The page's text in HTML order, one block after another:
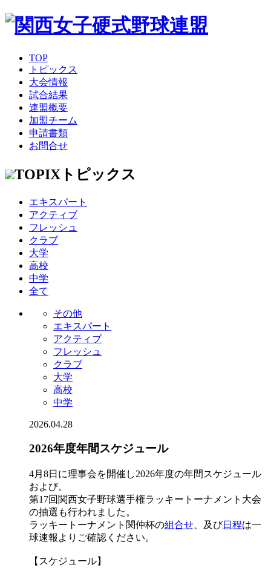
TOP
トピックス
大会情報
試合結果
連盟概要
加盟チーム
申請書類
お問合せ
TOPIX トピックス
エキスパート
アクティブ
フレッシュ
クラブ
大学
高校
中学
全て
その他
エキスパート
アクティブ
フレッシュ
クラブ
大学
高校
中学
2026.04.28
2026年度年間スケジュール
4月8日に理事会を開催し2026年度の年間スケジュール
および。
第17回関西女子野球選手権ラッキートーナメント大会
の抽選も行われました。
ラッキートーナメント関仲杯の組合せ 、及び日程は一
球速報よりご確認ください。
【スケジュール】